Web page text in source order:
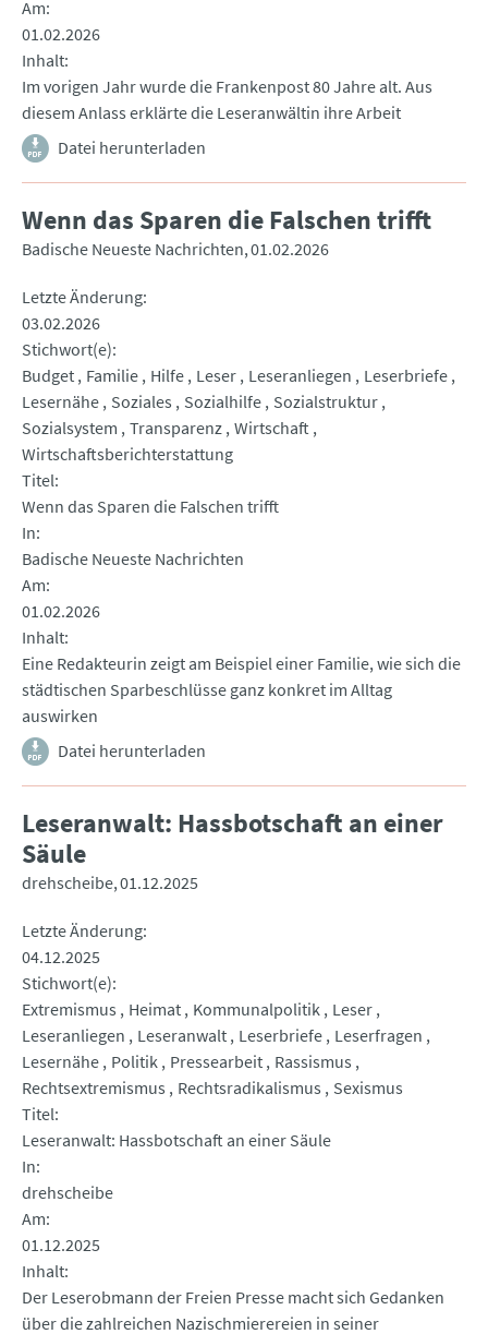
Am
01.02.2026
Inhalt
Im vorigen Jahr wurde die Frankenpost 80 Jahre alt. Aus
diesem Anlass erklärte die Leseranwältin ihre Arbeit
Datei herunterladen
Wenn das Sparen die Falschen trifft
Badische Neueste Nachrichten 01.02.2026
Letzte Änderung
03.02.2026
Stichwort(e)
Budget Familie Hilfe Leser Leseranliegen
Leserbriefe
Lesernähe Soziales Sozialhilfe Sozialstruktur
Sozialsystem Transparenz Wirtschaft
Wirtschaftsberichterstattung
Titel
Wenn das Sparen die Falschen trifft
In
Badische Neueste Nachrichten
Am
01.02.2026
Inhalt
Eine Redakteurin zeigt am Beispiel einer Familie, wie sich die
städtischen Sparbeschlüsse ganz konkret im Alltag
auswirken
Datei herunterladen
Leseranwalt: Hassbotschaft an einer
Säule
drehscheibe 01.12.2025
Letzte Änderung
04.12.2025
Stichwort(e)
Extremismus
Heimat Kommunalpolitik Leser
Leseranliegen
Leseranwalt Leserbriefe Leserfragen
Lesernähe Politik Pressearbeit Rassismus
Rechtsextremismus
Rechtsradikalismus
Sexismus
Titel
Leseranwalt: Hassbotschaft an einer Säule
In
drehscheibe
Am
01.12.2025
Inhalt
Der Leserobmann der Freien Presse macht sich Gedanken
über die zahlreichen Nazischmierereien in seiner